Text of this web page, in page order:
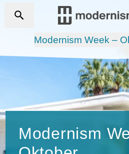
Modernism Week –
Modernism